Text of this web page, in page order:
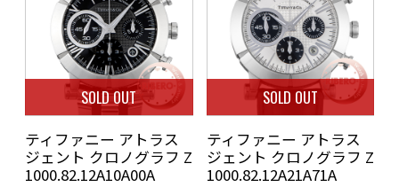
SOLD OUT
ティファニー アトラス
ジェント クロノグラフ Z
1000.82.12A10A00A
SOLD OUT
ティファニー アトラス
ジェント クロノグラフ Z
1000.82.12A21A71A